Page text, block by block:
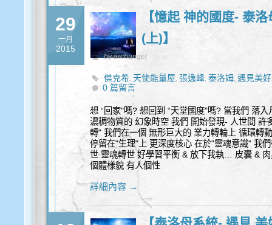
29
一月
2015
【憶起 神的國度- 泰
(上)】
by archangel
傑克希, 天使能量屋, 張逸峰,泰洛姆,遇見美
0 篇留言
想 “回家"嗎? 想回到 “天堂國度"嗎? 當我們 落
濃稠物質的 幻象時空 我們 開始發現- 人世間 許
轉" 我們在一個 無形巨大的 業力轉輪上 循環轉
停留在"生理"上 更深度核心 在於"靈魂意識" 我
世 靈魂轉世 好學習平衡 & 放下我執… 皮囊 &
個體樣貌 有人個性
詳細內容 →